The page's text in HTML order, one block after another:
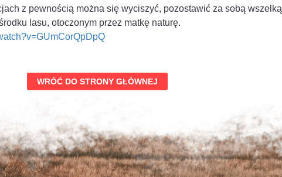
z pewnością można się wyciszyć, pozostawić za sobą wszelką
lasu, otoczonym przez matkę naturę.
WRÓĆ DO STRONY GŁÓWNEJ